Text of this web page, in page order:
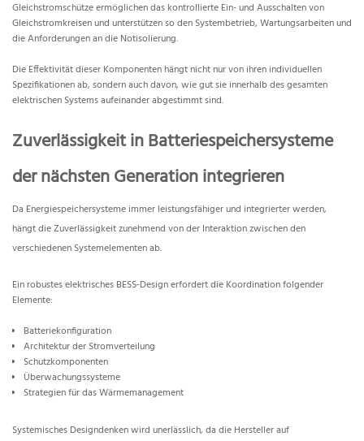
Gleichstromschütze ermöglichen das kontrollierte Ein- und Ausschalten von
Gleichstromkreisen und unterstützen so den Systembetrieb, Wartungsarbeiten und
die Anforderungen an die Notisolierung.
Die Effektivität dieser Komponenten hängt nicht nur von ihren individuellen
Spezifikationen ab, sondern auch davon, wie gut sie innerhalb des gesamten
elektrischen Systems aufeinander abgestimmt sind.
Zuverlässigkeit in Batteriespeichersysteme
der nächsten Generation integrieren
Da Energiespeichersysteme immer leistungsfähiger und integrierter werden,
hängt die Zuverlässigkeit zunehmend von der Interaktion zwischen den
verschiedenen Systemelementen ab.
Ein robustes elektrisches BESS-Design erfordert die Koordination folgender
Elemente:
Batteriekonfiguration
Architektur der Stromverteilung
Schutzkomponenten
Überwachungssysteme
Strategien für das Wärmemanagement
Systemisches Designdenken wird unerlässlich, da die Hersteller auf